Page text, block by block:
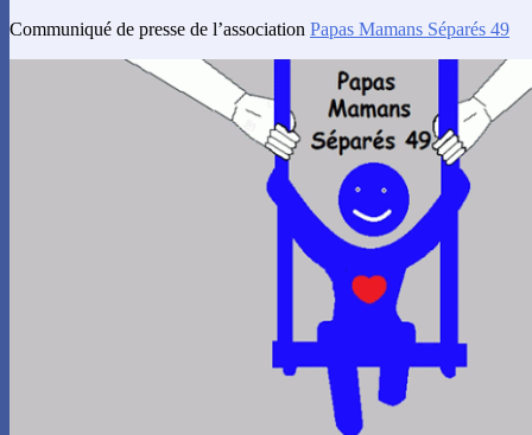
Communiqué de presse de l’association Papas Mamans Séparés 49